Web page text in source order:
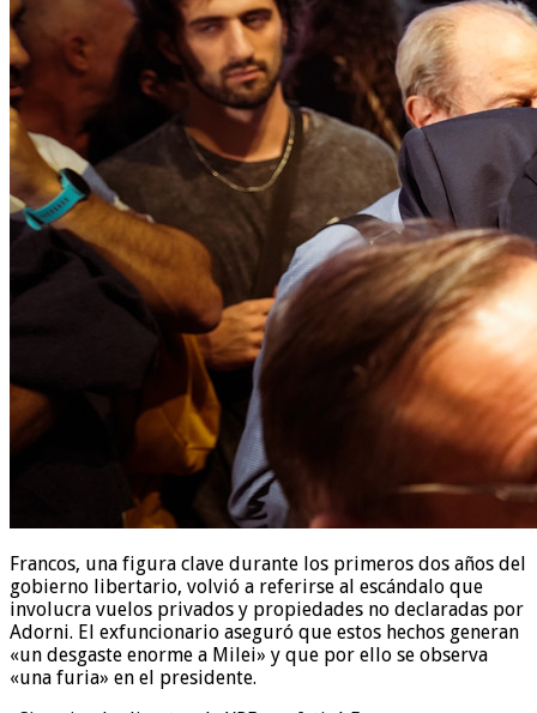
Francos, una figura clave durante los primeros dos años del
gobierno libertario, volvió a referirse al escándalo que
involucra vuelos privados y propiedades no declaradas por
Adorni. El exfuncionario aseguró que estos hechos generan
«un desgaste enorme a Milei» y que por ello se observa
«una furia» en el presidente.